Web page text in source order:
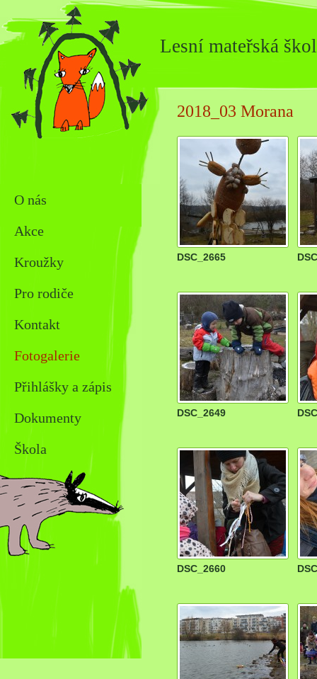
2018_03 Morana
DSC_2665
DSC_2649
DSC_2660
Lesní mateřská
O nás
Akce
Kroužky
Pro rodiče
Kontakt
Fotogalerie
Přihlášky a zápis
Dokumenty
Škola